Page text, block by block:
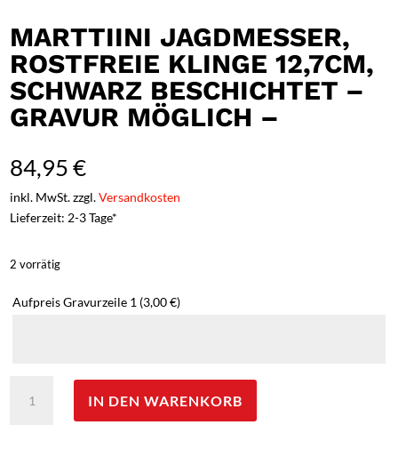
MARTTIINI JAGDMESSER,
ROSTFREIE KLINGE 12,7CM,
SCHWARZ BESCHICHTET –
GRAVUR MÖGLICH –
84,95€
inkl. MwSt. zzgl.Versandkosten
Lieferzeit: 2-3 Tage*
2 vorrätig
Aufpreis Gravurzeile 1 (3,00 €)
Jagdmesser,
IN DEN WARENKORB